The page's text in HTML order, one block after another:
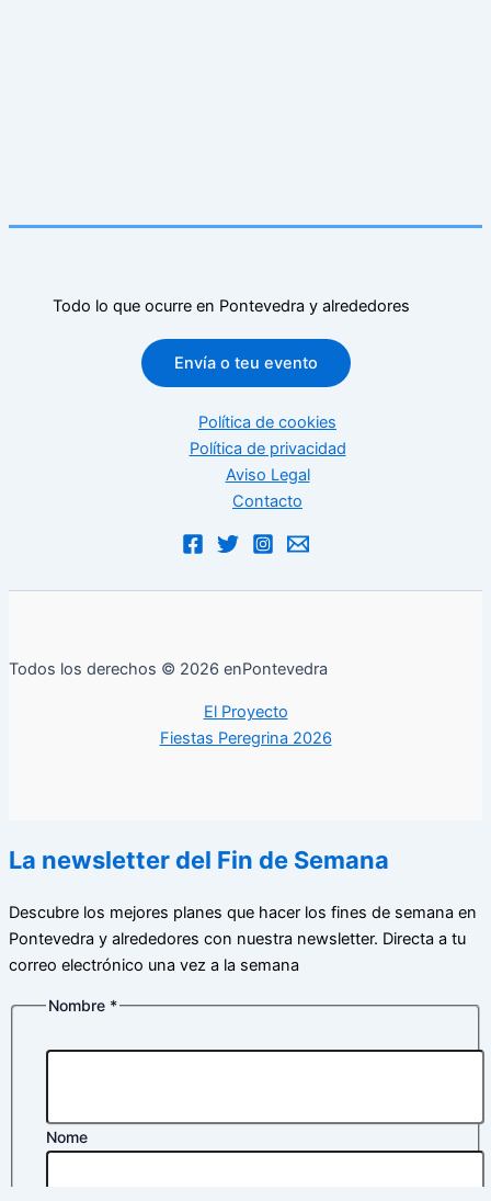
Todo lo que ocurre en Pontevedra y alrededores
Envía o teu evento
Política de cookies
Política de privacidad
Aviso Legal
Contacto
Todos los derechos © 2026 enPontevedra
El Proyecto
Fiestas Peregrina 2026
La newsletter del Fin de Semana
Descubre los mejores planes que hacer los fines de semana en
Pontevedra y alrededores con nuestra newsletter. Directa a tu
correo electrónico una vez a la semana
Nombre *
Nome